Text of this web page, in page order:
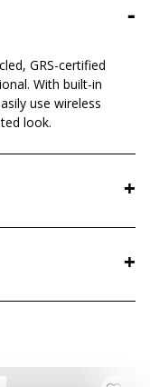
-
GRS-certified
With built-in
use wireless
look.
+
+